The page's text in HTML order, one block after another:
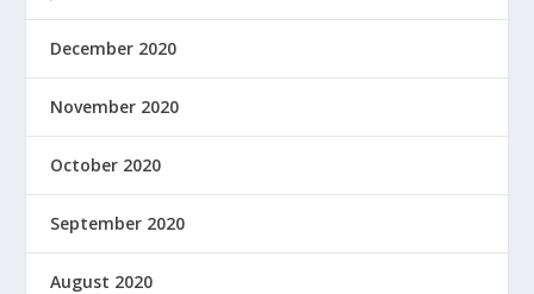
December 2020
November 2020
October 2020
September 2020
August 2020